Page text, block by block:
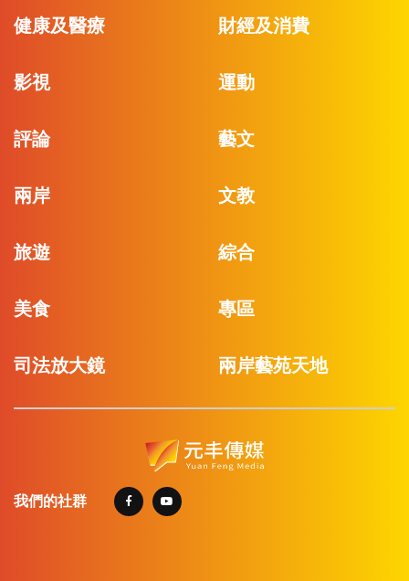
健康及醫療 財經及消費
影視 運動
評論 藝文
兩岸 文教
旅遊 綜合
美食 專區
司法放大鏡 兩岸藝苑天地
我們的社群